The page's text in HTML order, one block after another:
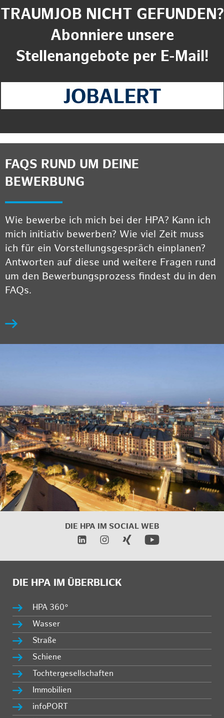
TRAUMJOB NICHT GEFUNDEN?
Abonniere unsere
Stellenangebote per E-Mail!
FAQS RUND UM DEINE
BEWERBUNG
Wie bewerbe ich mich bei der HPA? Kann ich
mich initiativ bewerben? Wie viel Zeit muss
ich für ein Vorstellungsgespräch einplanen?
Antworten auf diese und weitere Fragen rund
um den Bewerbungsprozess findest du in den
FAQs.
DIE HPA IM SOCIAL WEB
DIE HPA IM ÜBERBLICK
HPA 360°
Wasser
Straße
Schiene
Tochtergesellschaften
Immobilien
infoPORT